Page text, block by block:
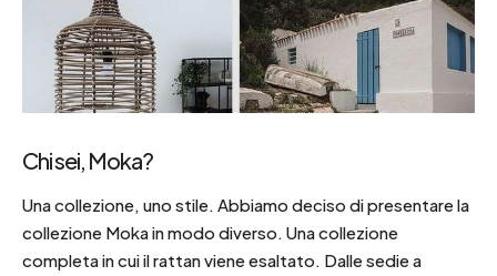
Chi sei, Moka?
Una collezione, uno stile. Abbiamo deciso di presentare la
collezione Moka in modo diverso. Una collezione
completa in cui il rattan viene esaltato. Dalle sedie a